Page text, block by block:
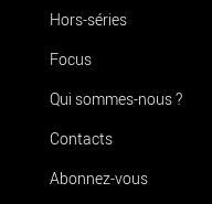
Hors-séries
Focus
Qui sommes-nous ?
Contacts
Abonnez-vous